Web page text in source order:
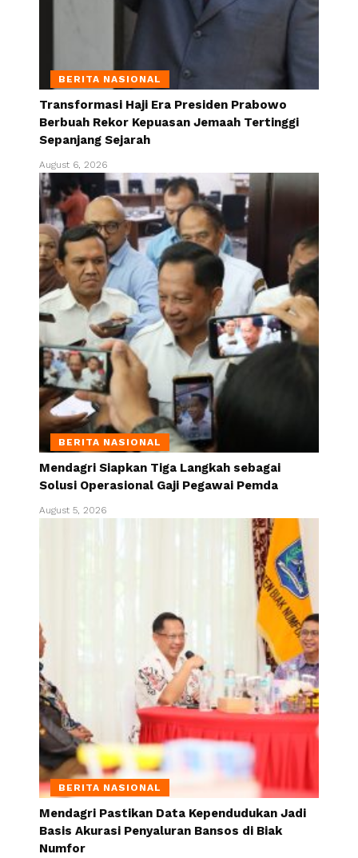
BERITA NASIONAL
Transformasi Haji Era Presiden Prabowo
Berbuah Rekor Kepuasan Jemaah Tertinggi
Sepanjang Sejarah
August 6, 2026
BERITA NASIONAL
Mendagri Siapkan Tiga Langkah sebagai
Solusi Operasional Gaji Pegawai Pemda
August 5, 2026
BERITA NASIONAL
Mendagri Pastikan Data Kependudukan Jadi
Basis Akurasi Penyaluran Bansos di Biak
Numfor